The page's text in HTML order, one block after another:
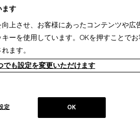
(アンビエンテック) - Xtal Acrux
Ambientec
ます
上させ、お客様にあったコンテンツや広
ーを使用しています。OKを押すことで
ます。
でも設定を変更いただけます
OK
定